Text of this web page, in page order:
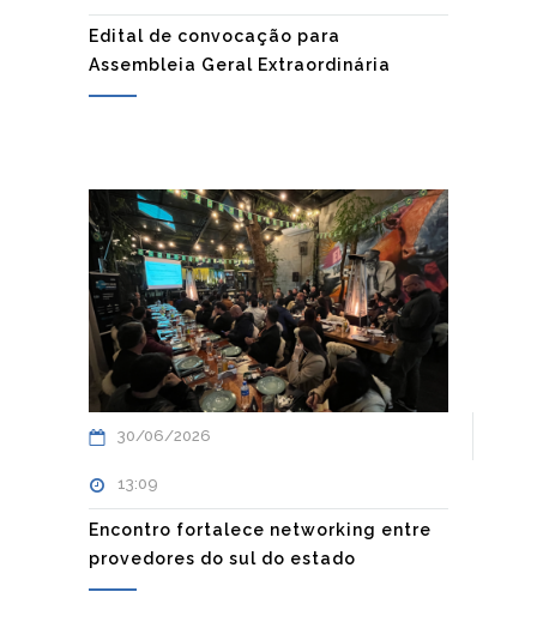
Edital de convocação para
Assembleia Geral Extraordinária
30/06/2026
13:09
Encontro fortalece networking entre
provedores do sul do estado